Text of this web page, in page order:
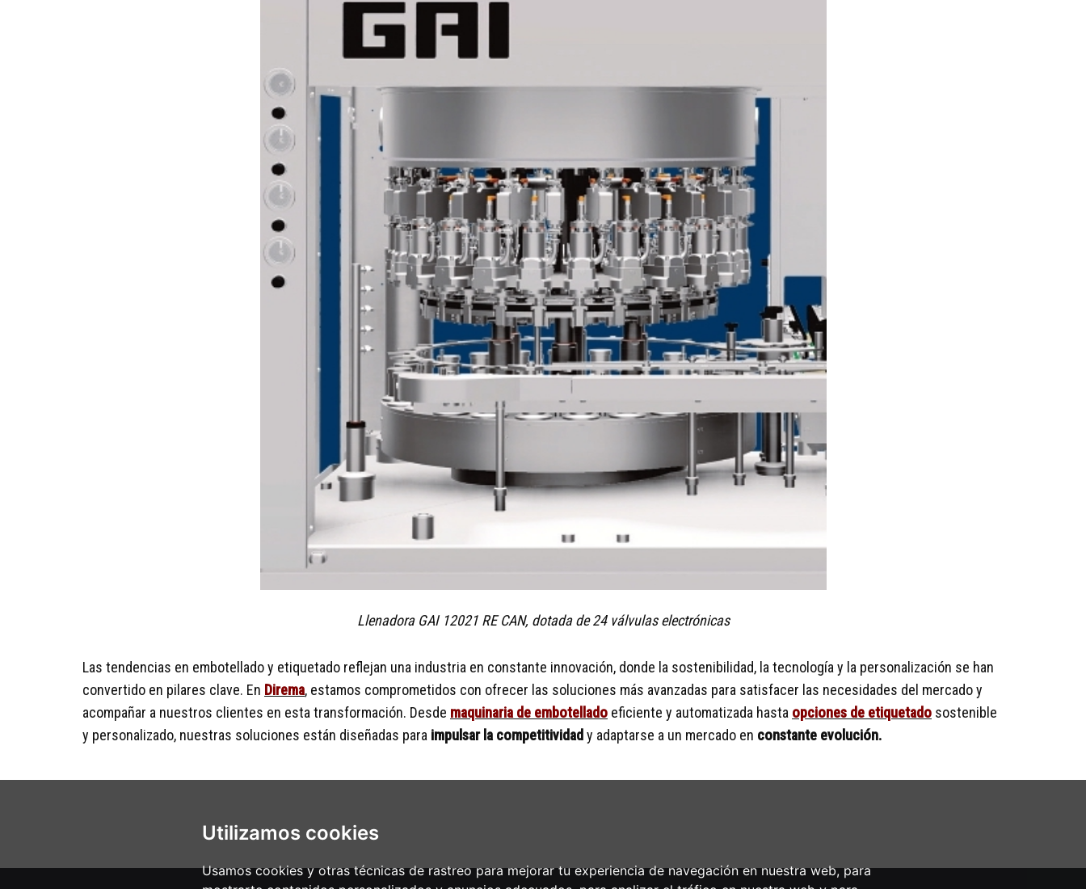
Utilizamos cookies
Usamos cookies y otras técnicas de rastreo para mejorar tu experiencia de navegación en nuestra web, para
Llenadora GAI 12021 RE CAN, dotada de 24 válvulas electrónicas
Las tendencias en embotellado y etiquetado reflejan una industria en constante innovación, donde la sostenibilidad, la tecnología y la personalización se han
convertido en pilares clave. En Direma, estamos comprometidos con ofrecer las soluciones más avanzadas para satisfacer las necesidades del mercado y
acompañar a nuestros clientes en esta transformación. Desde maquinaria de embotellado eficiente y automatizada hasta opciones de etiquetado sostenible
y personalizado, nuestras soluciones están diseñadas para impulsar la competitividad y adaptarse a un mercado en constante evolución.